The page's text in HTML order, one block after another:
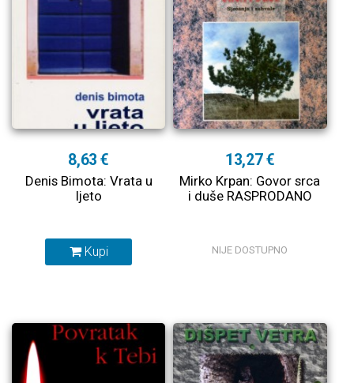
8,63 €
Denis Bimota: Vrata u
ljeto
Kupi
13,27 €
Mirko Krpan: Govor srca
i duše RASPRODANO
NIJE DOSTUPNO